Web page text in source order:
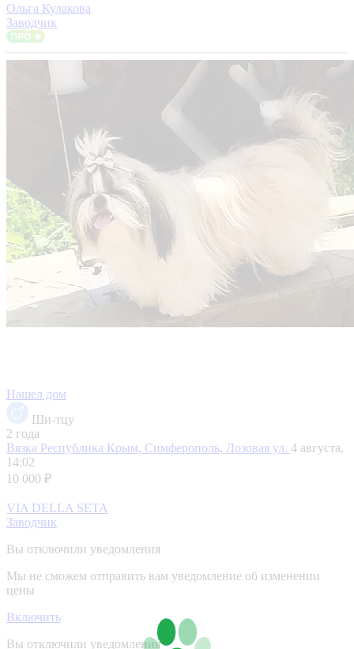
Ольга Кулакова
Заводчик
Нашел дом
Ши-тцу
2 года
Вязка Республика Крым, Симферополь, Лозовая ул. 4 августа,
14:02
10 000 ₽
VIA DELLA SETA
Заводчик
Вы отключили уведомления
Мы не сможем отправить вам уведомление об изменении
цены
Включить
Вы отключили уведомления